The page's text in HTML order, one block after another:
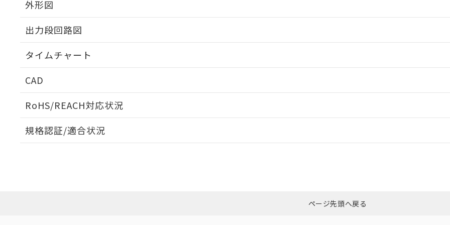
外形図
出力段回路図
タイムチャート
CAD
RoHS/REACH対応状況
EU RoHS 注意事項・凡例
ダウンロードはこちら
規格認証/適合状況
ページ先頭へ戻る